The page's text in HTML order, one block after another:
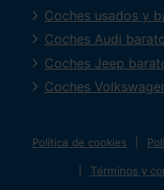
Coches usados y
Coches Audi
Coches Jeep
Coches
Política de cookies
Términos y